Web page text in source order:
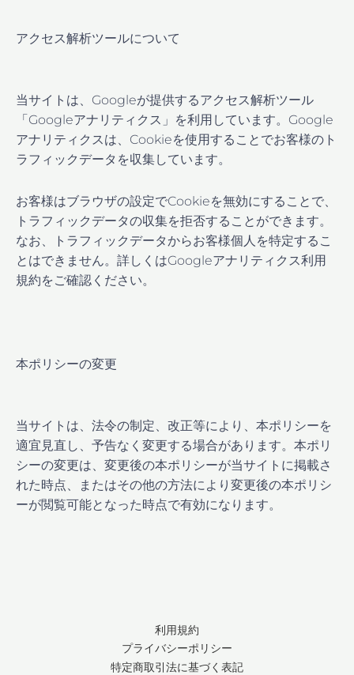
アクセス解析ツールについて
当サイトは、Googleが提供するアクセス解析ツール
「Googleアナリティクス」を利用しています。Google
アナリティクスは、Cookieを使用することでお客様のト
ラフィックデータを収集しています。
お客様はブラウザの設定でCookieを無効にすることで、
トラフィックデータの収集を拒否することができます。
なお、トラフィックデータからお客様個人を特定するこ
とはできません。詳しくはGoogleアナリティクス利用
規約をご確認ください。
本ポリシーの変更
当サイトは、法令の制定、改正等により、本ポリシーを
適宜見直し、予告なく変更する場合があります。本ポリ
シーの変更は、変更後の本ポリシーが当サイトに掲載さ
れた時点、またはその他の方法により変更後の本ポリシ
ーが閲覧可能となった時点で有効になります。
利用規約
プライバシーポリシー
特定商取引法に基づく表記